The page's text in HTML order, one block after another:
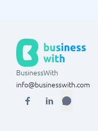
BusinessWith
info@businesswith.com